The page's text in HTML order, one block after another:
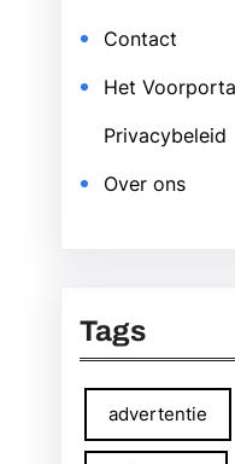
Contact
Het
Privacybeleid
Over ons
Tags
advertentie